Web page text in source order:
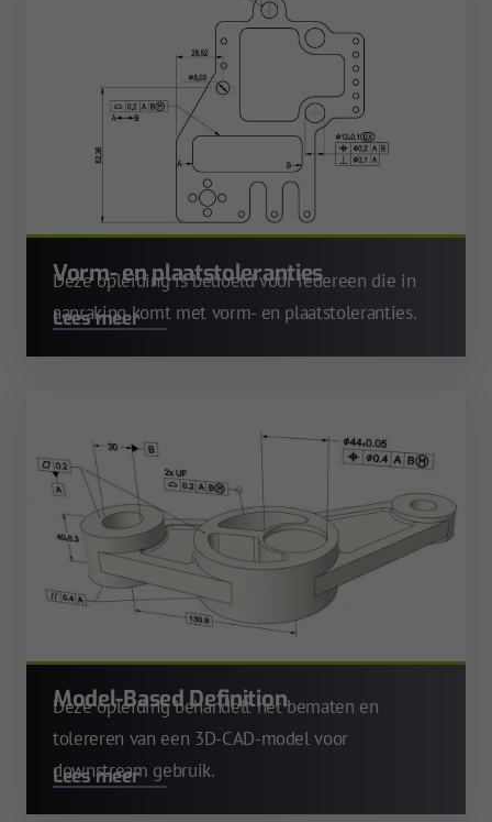
Vorm- en plaatstoleranties
Deze opleiding is bedoeld voor iedereen die in
aanraking komt met vorm- en plaatstoleranties.
Lees meer
Model-Based Definition
Deze opleiding behandelt het bematen en
tolereren van een 3D-CAD-model voor
downstream gebruik.
Lees meer